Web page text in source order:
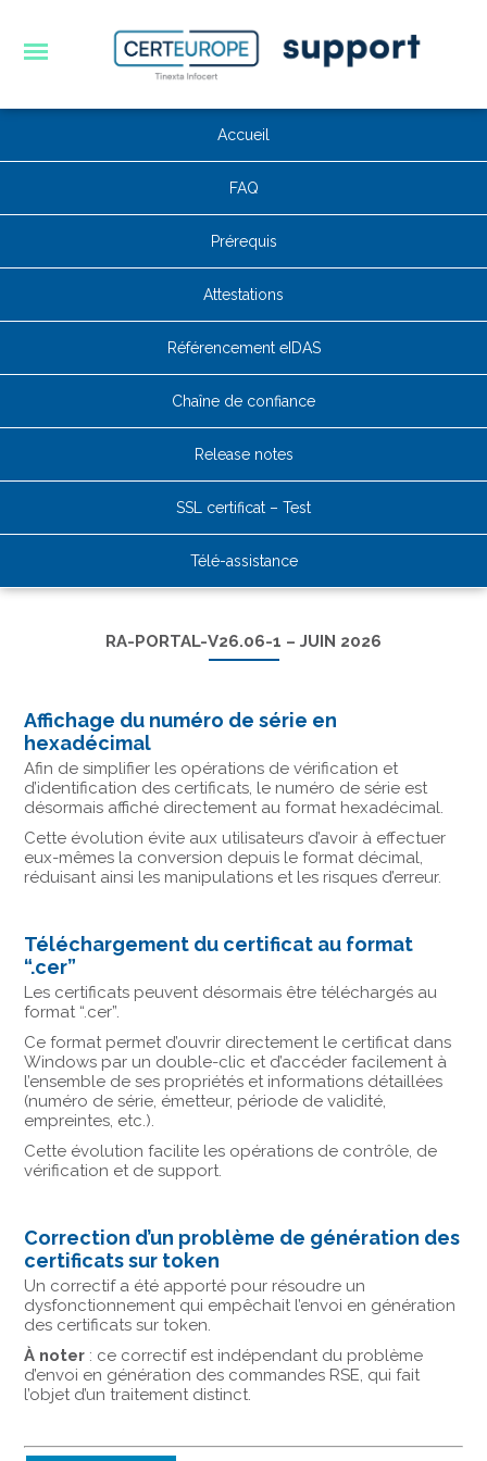
Accueil
FAQ
Prérequis
Attestations
Référencement eIDAS
Chaîne de confiance
Release notes
SSL certificat – Test
Télé-assistance
RA-PORTAL-V26.06-1 – JUIN 2026
Affichage du numéro de série en
hexadécimal
Afin de simplifier les opérations de vérification et
d’identification des certificats, le numéro de série est
désormais affiché directement au format hexadécimal.
Cette évolution évite aux utilisateurs d’avoir à effectuer
eux-mêmes la conversion depuis le format décimal,
réduisant ainsi les manipulations et les risques d’erreur.
Téléchargement du certificat au format
“.cer”
Les certificats peuvent désormais être téléchargés au
format “.cer”.
Ce format permet d’ouvrir directement le certificat dans
Windows par un double-clic et d’accéder facilement à
l’ensemble de ses propriétés et informations détaillées
(numéro de série, émetteur, période de validité,
empreintes, etc.).
Cette évolution facilite les opérations de contrôle, de
vérification et de support.
Correction d’un problème de génération des
certificats sur token
Un correctif a été apporté pour résoudre un
dysfonctionnement qui empêchait l’envoi en génération
des certificats sur token.
À noter : ce correctif est indépendant du problème
d’envoi en génération des commandes RSE, qui fait
l’objet d’un traitement distinct.